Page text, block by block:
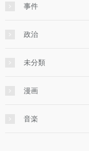
事件
政治
未分類
漫画
音楽